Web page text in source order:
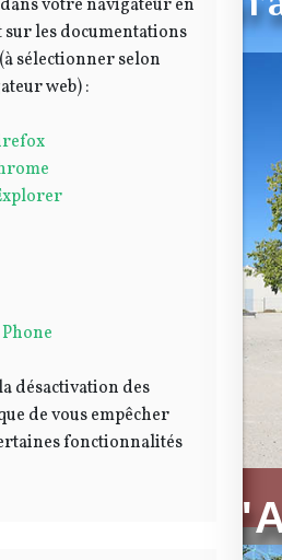
RURAL
votre navigateur en
sur les documentations
sélectionner selon
web) :
désactivation des
de vous empêcher
fonctionnalités